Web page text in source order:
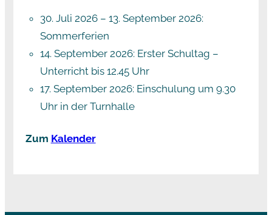
30. Juli 2026 – 13. September 2026:
Sommerferien
14. September 2026: Erster Schultag –
Unterricht bis 12.45 Uhr
17. September 2026: Einschulung um 9.30
Uhr in der Turnhalle
Zum Kalender